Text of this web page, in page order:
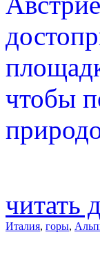
чтобы
читать
Италия, горы,